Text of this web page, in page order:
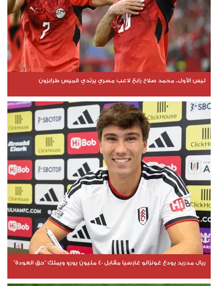
ليس الأول.. محمد صلاح رابع لاعب مصري يرتدي قميص طرابزون
ريال مدريد يودع غونزالو غارسيا مقابل 40 مليون يورو ويملك "حق العودة"